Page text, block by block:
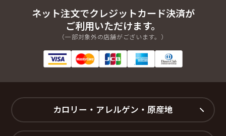
ネット注文でクレジットカード決済が
ご利用いただけます。
（一部対象外の店舗がございます。）
カロリー・アレルゲン・原産地